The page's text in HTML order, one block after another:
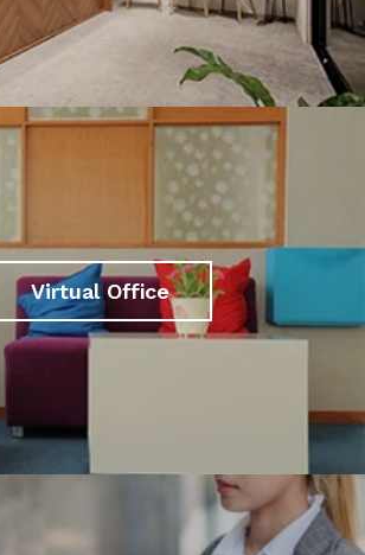
Virtual Office